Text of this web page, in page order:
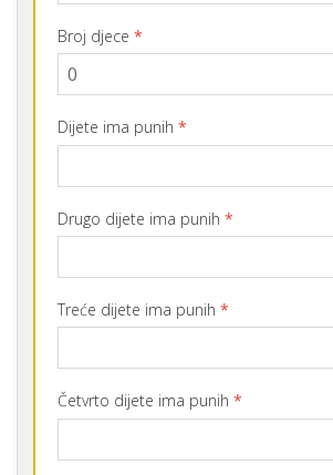
Broj djece *
Dijete ima punih *
Drugo dijete ima punih *
Treće dijete ima punih *
Četvrto dijete ima punih *